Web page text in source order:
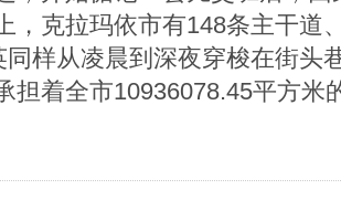
，克拉玛依市有148条主干道
样从凌晨到深夜穿梭在街头
担着全市10936078.45平方米